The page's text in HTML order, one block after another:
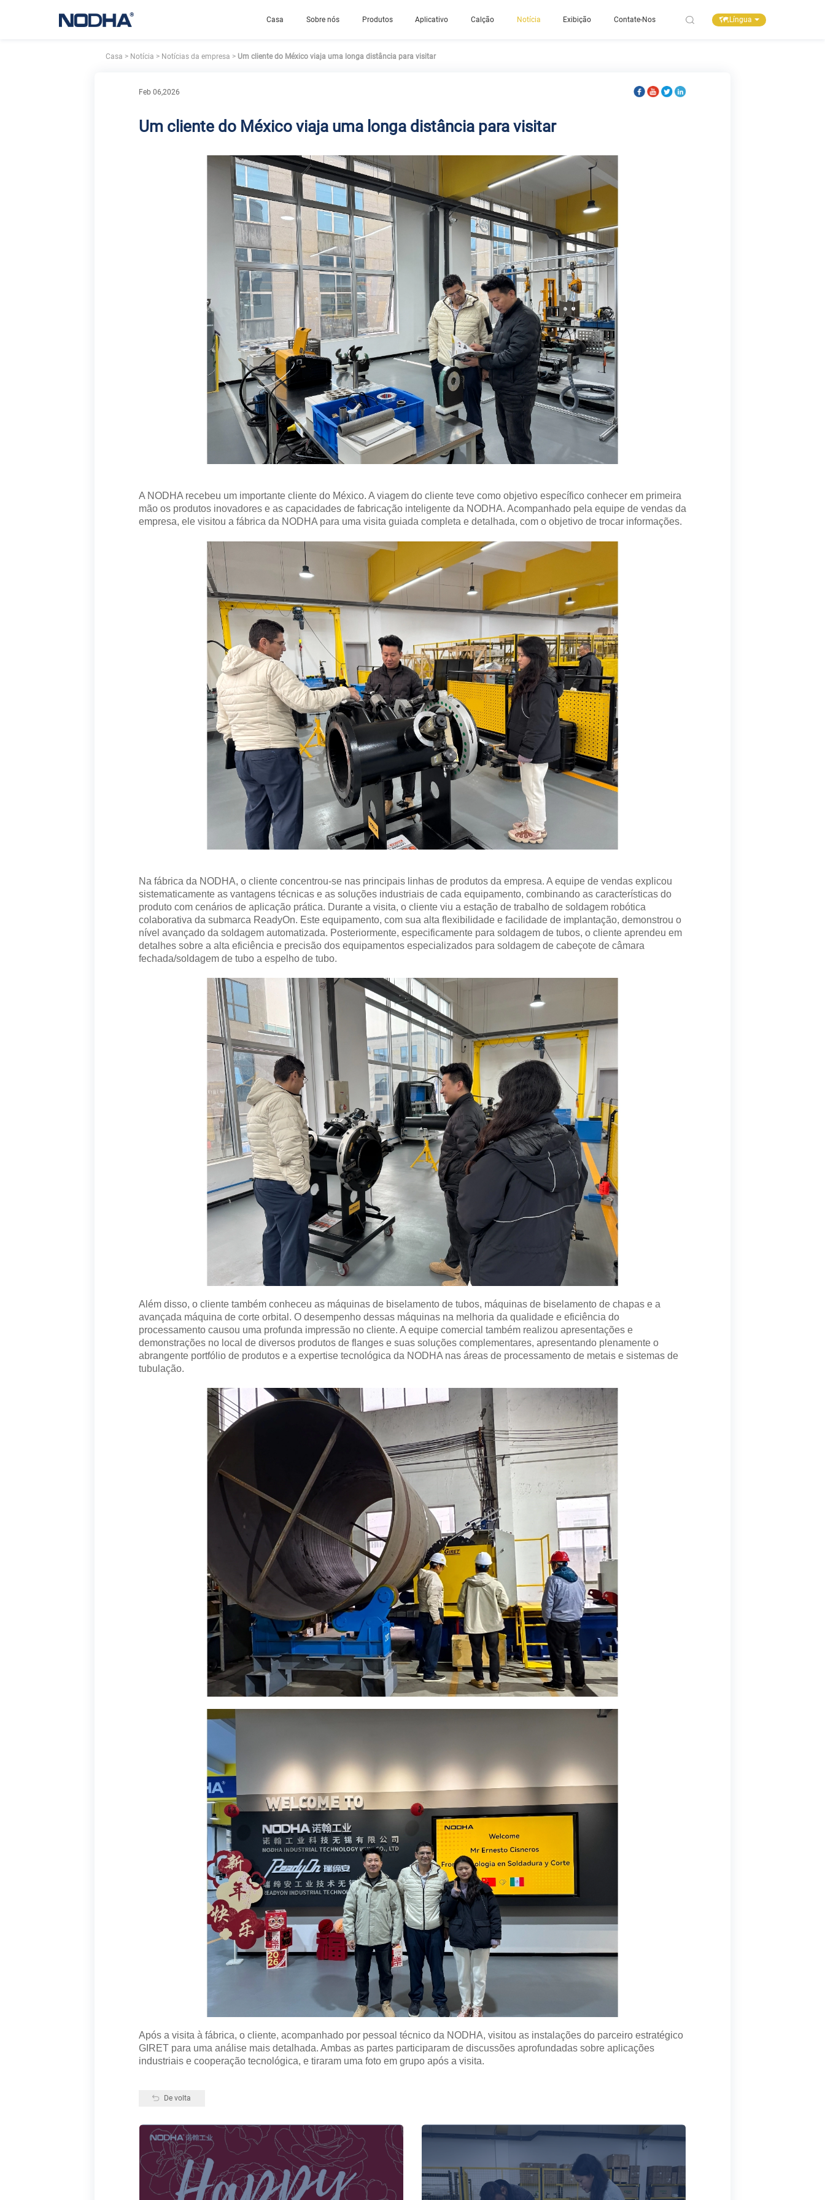
Casa Sobre nós Produtos Aplicativo Calção Notícia Exibição Contate-Nos Língua
Casa > Notícia > Notícias da empresa >Um cliente do México viaja uma longa distância para visitar
Feb 06,2026
Um cliente do México viaja uma longa distância para visitar
A NODHA recebeu um importante cliente do México. A viagem do cliente teve como objetivo específico conhecer em primeira
mão os produtos inovadores e as capacidades de fabricação inteligente da NODHA. Acompanhado pela equipe de vendas da
empresa, ele visitou a fábrica da NODHA para uma visita guiada completa e detalhada, com o objetivo de trocar informações.
Na fábrica da NODHA, o cliente concentrou-se nas principais linhas de produtos da empresa. A equipe de vendas explicou
sistematicamente as vantagens técnicas e as soluções industriais de cada equipamento, combinando as características do
produto com cenários de aplicação prática. Durante a visita, o cliente viu a estação de trabalho de soldagem robótica
colaborativa da submarca ReadyOn. Este equipamento, com sua alta flexibilidade e facilidade de implantação, demonstrou o
nível avançado da soldagem automatizada. Posteriormente, especificamente para soldagem de tubos, o cliente aprendeu em
detalhes sobre a alta eficiência e precisão dos equipamentos especializados para soldagem de cabeçote de câmara
fechada/soldagem de tubo a espelho de tubo.
Além disso, o cliente também conheceu as máquinas de biselamento de tubos, máquinas de biselamento de chapas e a
avançada máquina de corte orbital. O desempenho dessas máquinas na melhoria da qualidade e eficiência do
processamento causou uma profunda impressão no cliente. A equipe comercial também realizou apresentações e
demonstrações no local de diversos produtos de flanges e suas soluções complementares, apresentando plenamente o
abrangente portfólio de produtos e a expertise tecnológica da NODHA nas áreas de processamento de metais e sistemas de
tubulação.
Após a visita à fábrica, o cliente, acompanhado por pessoal técnico da NODHA, visitou as instalações do parceiro estratégico
GIRET para uma análise mais detalhada. Ambas as partes participaram de discussões aprofundadas sobre aplicações
industriais e cooperação tecnológica, e tiraram uma foto em grupo após a visita.
De volta